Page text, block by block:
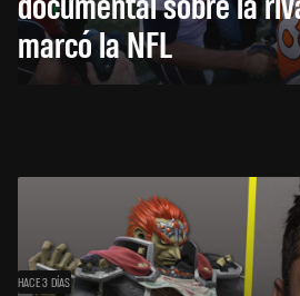
marcó la NFL
HACE 3 DÍAS